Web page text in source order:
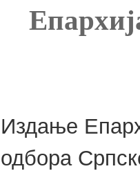
Издање
одбора